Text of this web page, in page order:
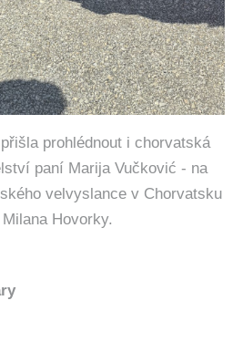
prohlédnout i chorvatská
paní Marija Vučković - na
velvyslance v Chorvatsku
Milana Hovorky.